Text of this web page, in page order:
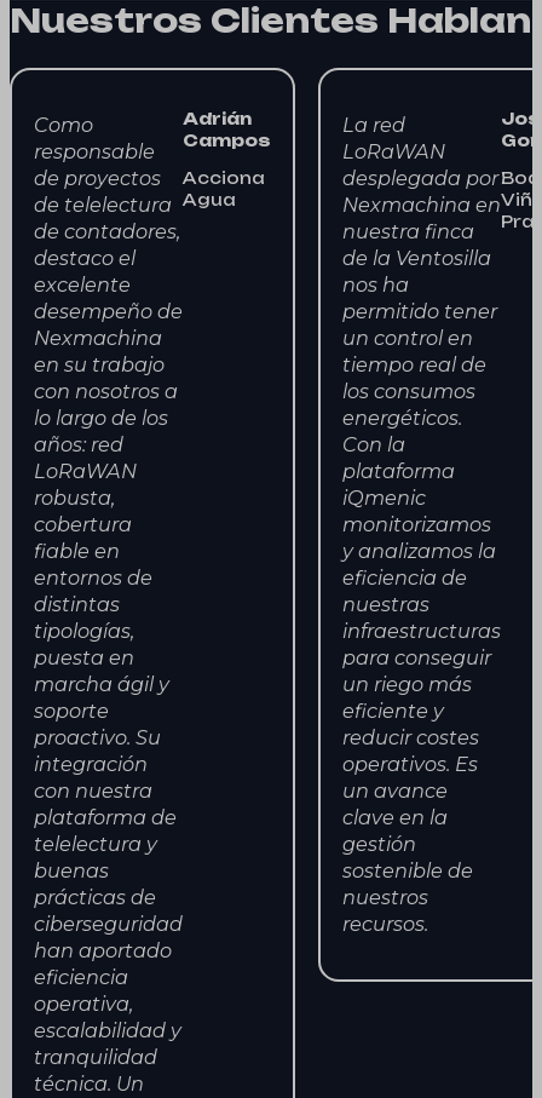
Nuestros Clientes Hablan
Como
responsable
de proyectos
de telelectura
de contadores,
destaco el
excelente
desempeño de
Nexmachina
en su trabajo
con nosotros a
lo largo de los
años: red
LoRaWAN
robusta,
cobertura
fiable en
entornos de
distintas
tipologías,
puesta en
marcha ágil y
soporte
proactivo. Su
integración
con nuestra
plataforma de
telelectura y
buenas
prácticas de
ciberseguridad
han aportado
eficiencia
operativa,
escalabilidad y
tranquilidad
técnica. Un
Adrián
Campos
Acciona
Agua
La red
LoRaWAN
desplegada por
Nexmachina en
nuestra finca
de la Ventosilla
nos ha
permitido tener
un control en
tiempo real de
los consumos
energéticos.
Con la
plataforma
iQmenic
monitorizamos
y analizamos la
eficiencia de
nuestras
infraestructuras
para conseguir
un riego más
eficiente y
reducir costes
operativos. Es
un avance
clave en la
gestión
sostenible de
nuestros
recursos.